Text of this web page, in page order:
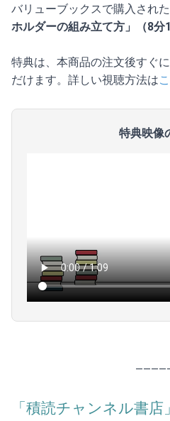
バリューブックスで購入された
ホルダーの組み立て方」（8分
特典は、本商品の注文後すぐ
だけます。詳しい視聴方法は
特典映像
「積読チャンネル書